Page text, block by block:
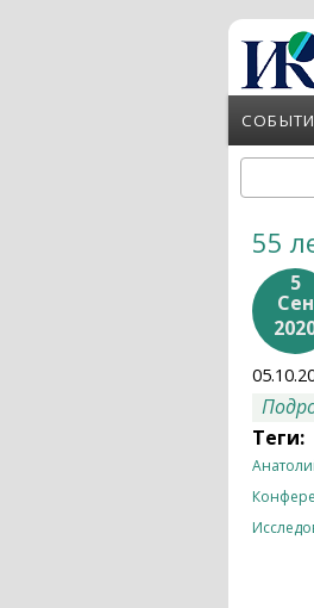
Перейти к основному
55
5
Сен
Теги: